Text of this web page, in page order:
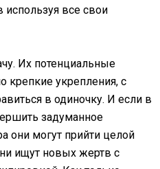
используя все свои
Их потенциальные
крепкие укрепления, с
в одиночку. И если в
задуманное
они могут прийти целой
ищут новых жертв с